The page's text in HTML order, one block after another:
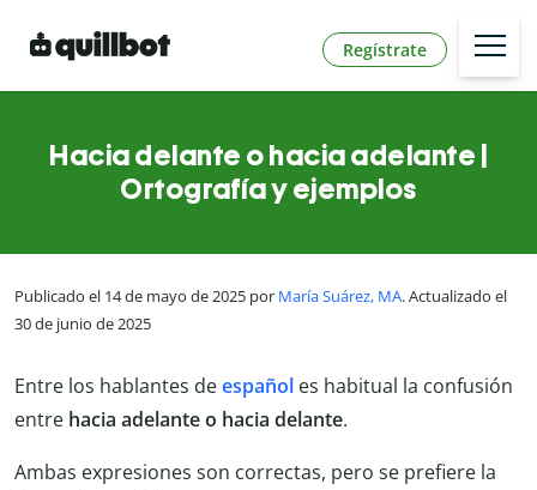
Regístrate
Hacia delante o hacia adelante |
Ortografía y ejemplos
Publicado el 14 de mayo de 2025 por María Suárez, MA. Actualizado el
30 de junio de 2025
Entre los hablantes deespañol es habitual la confusión
entre hacia adelante o hacia delante.
Ambas expresiones son correctas, pero se prefiere la